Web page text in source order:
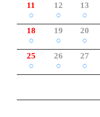
11
○
12
○
13
○
18
○
19
○
20
○
25
○
26
○
27
○